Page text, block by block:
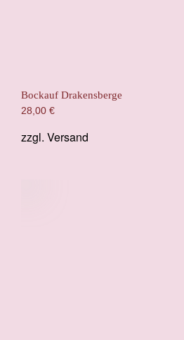
Bockauf Drakensberge
28,00 €
zzgl. Versand